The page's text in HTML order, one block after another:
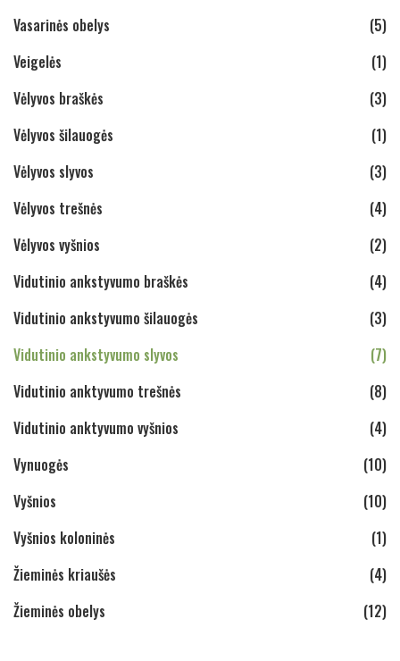
Vasarinės obelys
(5)
Veigelės
(1)
Vėlyvos braškės
(3)
Vėlyvos šilauogės
(1)
Vėlyvos slyvos
(3)
Vėlyvos trešnės
(4)
Vėlyvos vyšnios
(2)
Vidutinio ankstyvumo braškės
(4)
Vidutinio ankstyvumo šilauogės
(3)
Vidutinio ankstyvumo slyvos
(7)
Vidutinio anktyvumo trešnės
(8)
Vidutinio anktyvumo vyšnios
(4)
Vynuogės
(10)
Vyšnios
(10)
Vyšnios koloninės
(1)
Žieminės kriaušės
(4)
Žieminės obelys
(12)